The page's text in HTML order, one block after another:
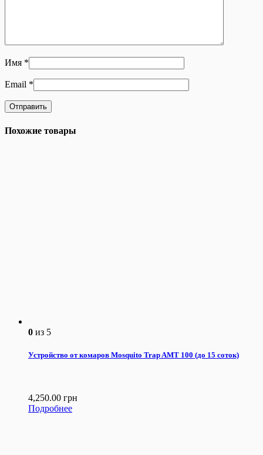
Имя *
Email *
Похожие товары
0 из 5
Устройство от комаров Mosquito Trap AMT 100 (до 15 соток)
4,250.00 грн
Подробнее